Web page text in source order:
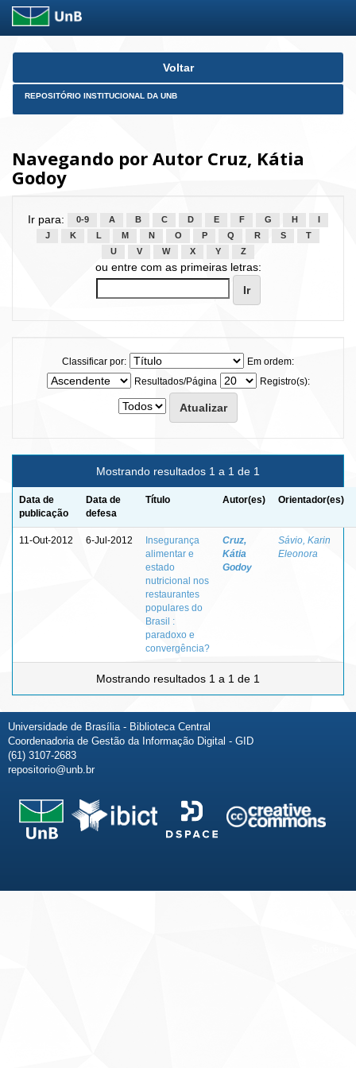
Skip
Voltar
REPOSITÓRIO INSTITUCIONAL DA UNB
Navegando por Autor Cruz, Kátia
Godoy
Ir para: 0-9 A B C D E F G H
J
K L M N O P Q R S
T
U
V W X Y Z
ou entre com as primeiras letras:
Classificar por:
Em ordem:
Resultados/Página
Registro(s):
Mostrando resultados 1 a 1 de 1
Data de
publicação
Data de
defesa
Título Autor(es) Orientador(es)
11-Out-2012 6-Jul-2012
Insegurança
alimentar e
estado
nutricional nos
restaurantes
populares do
Brasil :
paradoxo e
convergência?
Cruz,
Kátia
Godoy
Sávio, Karin
Eleonora
Mostrando resultados 1 a 1 de 1
Universidade de Brasília - Biblioteca Central
Coordenadoria de Gestão da Informação Digital - GID
(61) 3107-2683
repositorio@unb.br